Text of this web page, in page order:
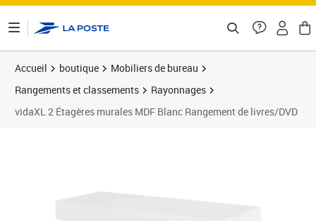
Accueil boutique
Mobiliers de bureau
Rangements et classements
Rayonnages
vidaXL 2 Étagères murales MDF Blanc Rangement de livres/DVD